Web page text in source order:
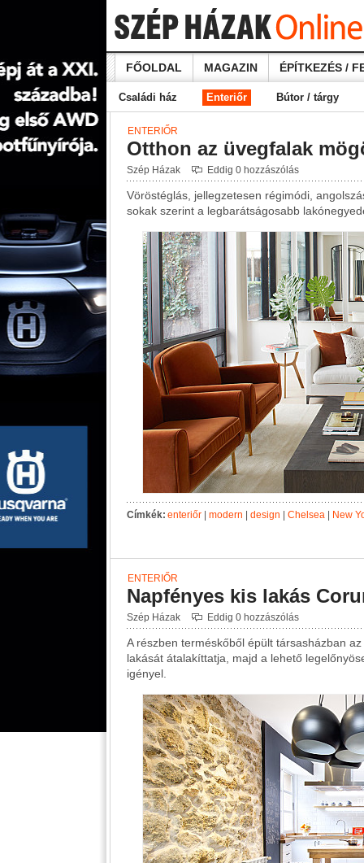
FŐOLDAL MAGAZIN ÉPÍTKEZÉS /
Családi ház Enteriőr Bútor / tárgy
ENTERIŐR
Otthon az üvegfalak
Szép Házak Eddig 0 hozzászólás
Vöröstéglás, jellegzetesen régimódi,
sokak szerint a legbarátságosabb
Címkék:enteriőr modern design Chelsea New
ENTERIŐR
Napfényes kis lakás
Szép Házak Eddig 0 hozzászólás
A részben terméskőből épült társasházban
lakását átalakíttatja, majd a lehető
igényel.